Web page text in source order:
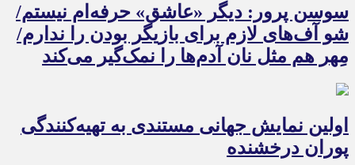
سوسن پرور: دیگر «عاشق» حرفه‌ام نیستم/
شو آف‌های لازم برای بازیگر بودن را ندارم/
مِهر هم مثل نان آدم‌ها را نمک‌گیر می‌کند
اولین نمایش جهانی مستندی به تهیه‌کنندگی
پوران درخشنده